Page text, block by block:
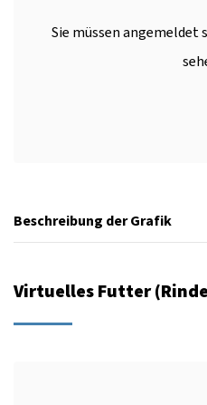
Sie müssen angemeldet
Beschreibung der Grafik
Virtuelles Futter